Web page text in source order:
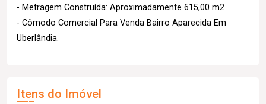
- Metragem Construída: Aproximadamente 615,00 m2
- Cômodo Comercial Para Venda Bairro Aparecida Em
Uberlândia.
Itens do Imóvel